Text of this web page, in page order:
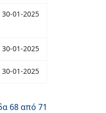
30-01-2025
30-01-2025
30-01-2025
68 από 71